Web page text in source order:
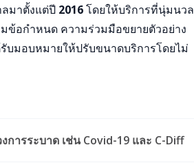
ลมาตั้งแต่ปี 2016โดยให้บริการที่นุ่มนวล
ข้อกําหนด ความร่วมมือขยายตัวอย่าง
รับมอบหมายให้ปรับขนาดบริการโดยไม่
ารระบาด เช่น Covid-19 และ C-Diff